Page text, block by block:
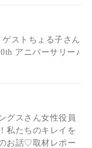
ストちょる子さん
アニバーサリー♪
グスさん女性役員
私たちのキレイを
お話♡取材レポー